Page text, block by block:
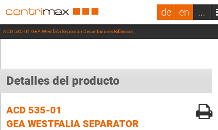
de en ...
ACD 535-01 GEA Westfalia Separator Decantadores Bifásicos
Detalles del producto
ACD 535-01
GEA WESTFALIA SEPARATOR